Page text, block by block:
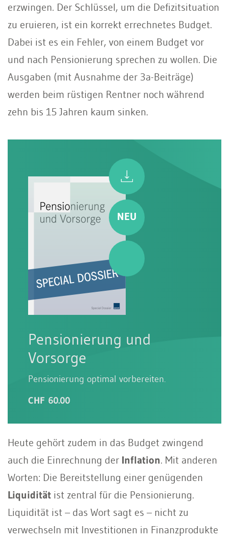
erzwingen. Der Schlüssel, um die Defizitsituation
zu eruieren, ist ein korrekt errechnetes Budget.
Dabei ist es ein Fehler, von einem Budget vor
und nach Pensionierung sprechen zu wollen. Die
Ausgaben (mit Ausnahme der 3a-Beiträge)
werden beim rüstigen Rentner noch während
zehn bis 15 Jahren kaum sinken.
Pensionierung und
Vorsorge
Pensionierung optimal vorbereiten.
CHF 60.00
Heute gehört zudem in das Budget zwingend
auch die Einrechnung der Inflation. Mit anderen
Worten: Die Bereitstellung einer genügenden
Liquidität ist zentral für die Pensionierung.
Liquidität ist – das Wort sagt es – nicht zu
verwechseln mit Investitionen in Finanzprodukte